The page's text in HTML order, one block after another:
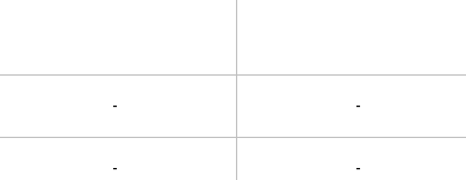
- -
- -